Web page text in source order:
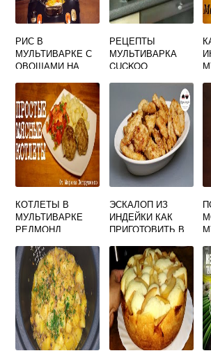
РИС В
МУЛЬТИВАРКЕ С
ОВОЩАМИ НА
РЕЦЕПТЫ
МУЛЬТИВАРКА
CUCKOO
КОТЛЕТЫ В
МУЛЬТИВАРКЕ
РЕДМОНД
ЭСКАЛОП ИЗ
ИНДЕЙКИ КАК
ПРИГОТОВИТЬ В